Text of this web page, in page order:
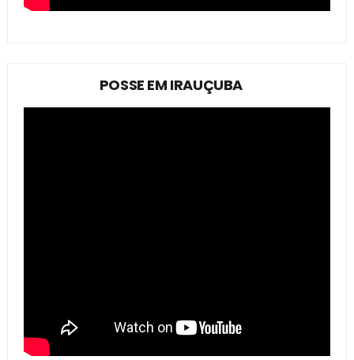
POSSE EM IRAUÇUBA